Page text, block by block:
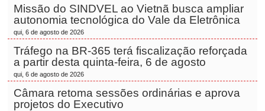
Missão do SINDVEL ao Vietnã busca ampliar
autonomia tecnológica do Vale da Eletrônica
qui, 6 de agosto de 2026
Tráfego na BR-365 terá fiscalização reforçada
a partir desta quinta-feira, 6 de agosto
qui, 6 de agosto de 2026
Câmara retoma sessões ordinárias e aprova
projetos do Executivo